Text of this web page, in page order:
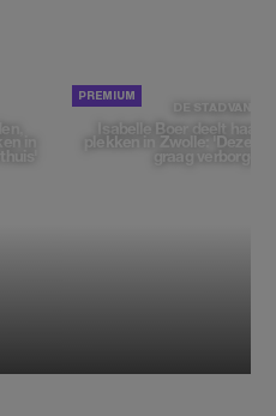
in
DE STAD VAN
Isabelle Boer deelt haar
plekken in Zwolle: 'Deze
graag verborgen'